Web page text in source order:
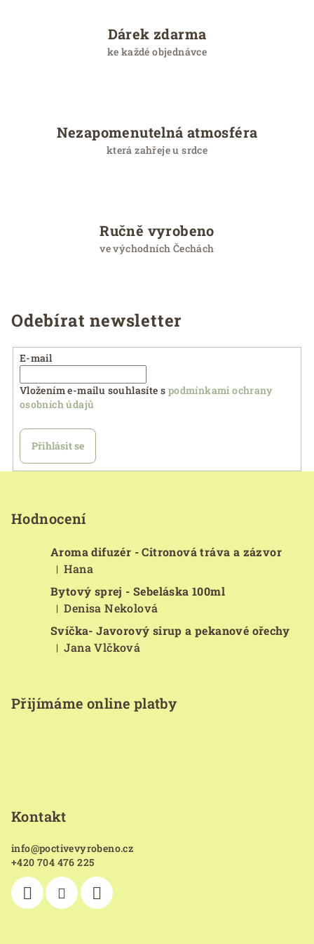
s
u
Dárek zdarma
ke každé objednávce
Nezapomenutelná atmosféra
která zahřeje u srdce
Ručně vyrobeno
ve východních Čechách
Odebírat newsletter
E-mail
Vložením e-mailu souhlasíte s podmínkami ochrany
osobních údajů
Přihlásit se
Hodnocení
Aroma difuzér - Citronová tráva a zázvor
Hodnocení produktu je 5 z 5 hvězdiček.
| Hana
Bytový sprej - Sebeláska 100ml
Hodnocení produktu je 5 z 5 hvězdiček.
| Denisa Nekolová
Svíčka- Javorový sirup a pekanové ořechy
Hodnocení produktu je 5 z 5 hvězdiček.
| Jana Vlčková
Přijímáme online platby
Kontakt
info@poctivevyrobeno.cz
+420 704 476 225